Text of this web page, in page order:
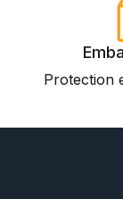
Protection